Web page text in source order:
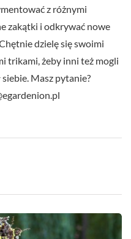
z różnymi
zakątki i odkrywać nowe
dzielę się swoimi
trikami, żeby inni też mogli
Masz pytanie?